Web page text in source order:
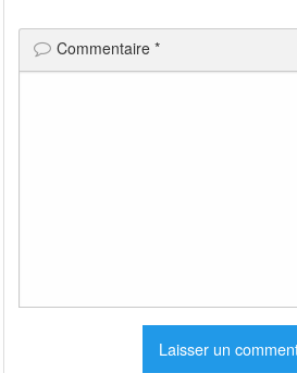
Commentaire*